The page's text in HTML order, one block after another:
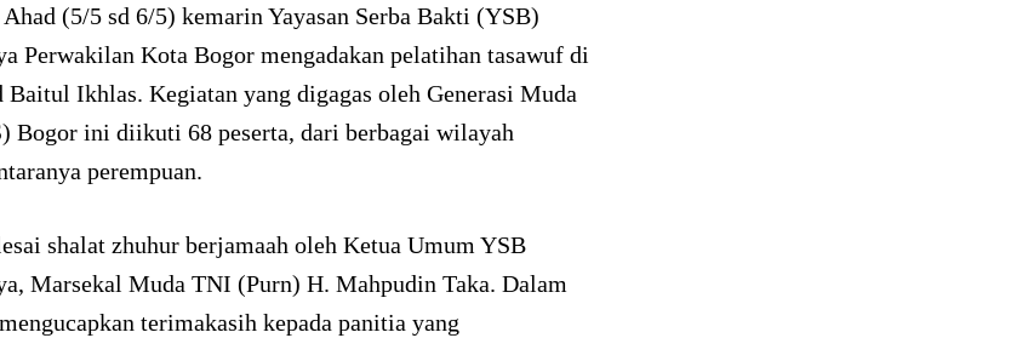
(5/5 sd 6/5) kemarin Yayasan Serba Bakti (YSB)
Perwakilan Kota Bogor mengadakan pelatihan tasawuf di
Ikhlas. Kegiatan yang digagas oleh Generasi Muda
Bogor ini diikuti 68 peserta, dari berbagai wilayah
perempuan.
shalat zhuhur berjamaah oleh Ketua Umum YSB
Marsekal Muda TNI (Purn) H. Mahpudin Taka. Dalam
terimakasih kepada panitia yang